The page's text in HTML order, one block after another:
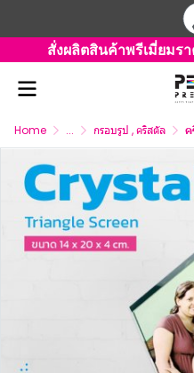
สั่งผลิตสินค้าพรีเมี่ยมร
Home ... กรอบรูป , คริสตัล ค